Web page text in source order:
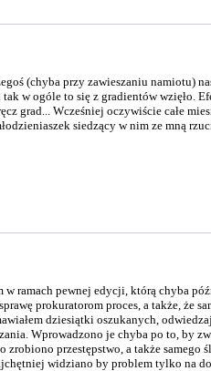
(chyba przy zawieszaniu namiotu)
w ogóle to się z gradientów
grad... Wcześniej oczywiście całe
siedzący w nim ze mną
w ramach pewnej edycji, którą chyba
prokuratorom proces, a także, że
dziesiątki oszukanych,
Wprowadzono je chyba po to, by
przestępstwo, a także samego
widziano by problem tylko